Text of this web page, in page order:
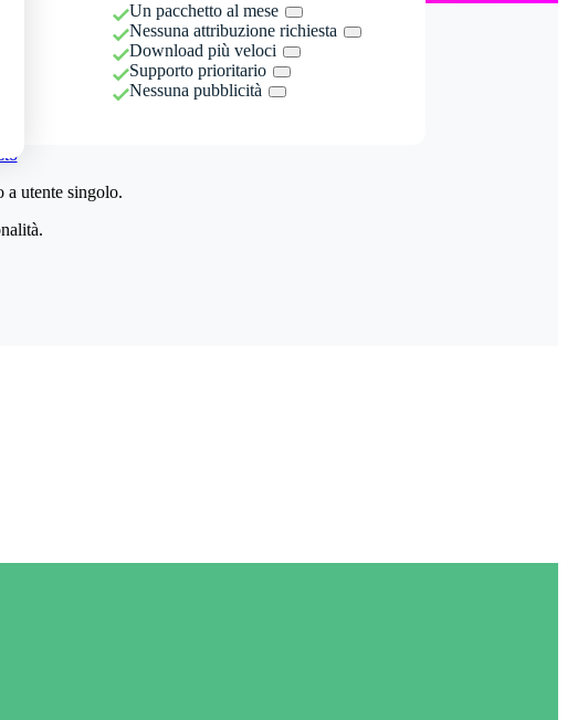
Un pacchetto al mese
Nessuna attribuzione richiesta
Download più veloci
Supporto prioritario
Nessuna pubblicità
a utente singolo.